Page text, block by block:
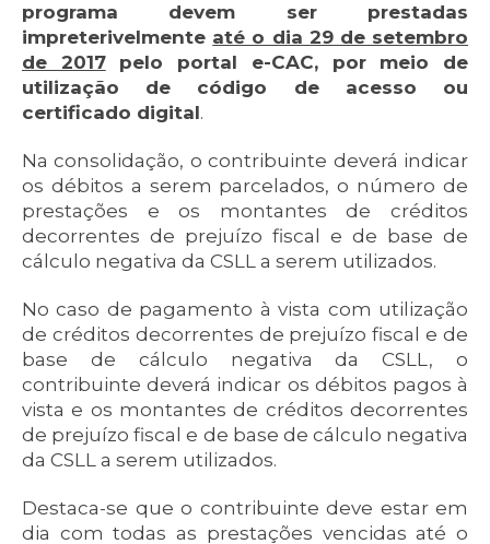
programa devem ser prestadas
impreterivelmente até o dia 29 de setembro
de 2017pelo portal e-CAC, por meio de
utilização de código de acesso ou
certificado digital.
Na consolidação, o contribuinte deverá indicar
os débitos a serem parcelados, o número de
prestações e os montantes de créditos
decorrentes de prejuízo fiscal e de base de
cálculo negativa da CSLL a serem utilizados.
No caso de pagamento à vista com utilização
de créditos decorrentes de prejuízo fiscal e de
base de cálculo negativa da CSLL, o
contribuinte deverá indicar os débitos pagos à
vista e os montantes de créditos decorrentes
de prejuízo fiscal e de base de cálculo negativa
da CSLL a serem utilizados.
Destaca-se que o contribuinte deve estar em
dia com todas as prestações vencidas até o